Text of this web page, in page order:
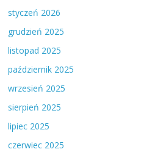
styczeń 2026
grudzień 2025
listopad 2025
październik 2025
wrzesień 2025
sierpień 2025
lipiec 2025
czerwiec 2025